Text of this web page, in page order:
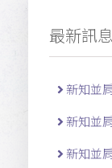
最新訊息
新知並
新知並
新知並